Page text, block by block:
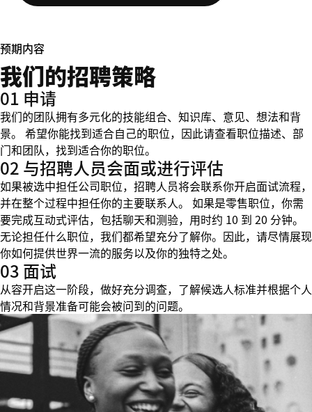
预期内容
我们的招聘策略
01 申请
我们的团队拥有多元化的技能组合、知识库、意见、想法和背
景。 希望你能找到适合自己的职位，因此请查看职位描述、部
门和团队，找到适合你的职位。
02 与招聘人员会面或进行评估
如果被选中担任公司职位，招聘人员将会联系你开启面试流程，
并在整个过程中担任你的主要联系人。 如果是零售职位，你需
要完成互动式评估，包括聊天和测验，用时约 10 到 20 分钟。
无论担任什么职位，我们都希望充分了解你。因此，请尽情展现
你如何提供世界一流的服务以及你的独特之处。
03 面试
从容开启这一阶段，做好充分调查，了解候选人标准并根据个人
情况和背景准备可能会被问到的问题。